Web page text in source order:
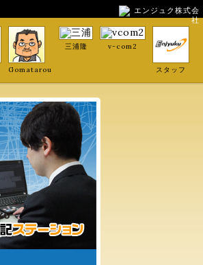
エンジュク株式会
社
Gomatarou
三浦隆 v-com2
スタッフ